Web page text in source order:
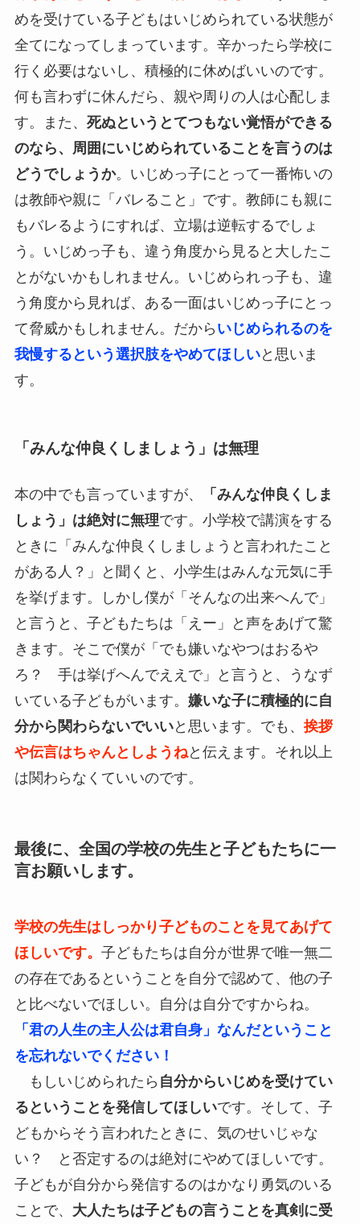
めを受けている子どもはいじめられている状態が
全てになってしまっています。辛かったら学校に
行く必要はないし、積極的に休めばいいのです。
何も言わずに休んだら、親や周りの人は心配しま
す。また、 死ぬというとてつもない覚悟ができる
のなら、周囲にいじめられていることを言うのは
どうでしょうか。いじめっ子にとって一番怖いの
は教師や親に「バレること」です。教師にも親に
もバレるようにすれば、立場は逆転するでしょ
う。いじめっ子も、違う角度から見ると大したこ
とがないかもしれません。いじめられっ子も、違
う角度から見れば、ある一面はいじめっ子にとっ
て脅威かもしれません。だから いじめられるのを
我慢するという選択肢をやめてほしいと思いま
す。
「みんな仲良くしましょう」は無理
本の中でも言っていますが、
「みんな仲良くしま
しょう」は絶対に無理です。小学校で講演をする
ときに「みんな仲良くしましょうと言われたこと
がある人？」と聞くと、小学生はみんな元気に手
を挙げます。しかし僕が「そんなの出来へんで」
と言うと、子どもたちは「えー」と声をあげて驚
きます。そこで僕が「でも嫌いなやつはおるや
ろ？ 手は挙げへんでええで」と言うと、うなず
いている子どもがいます。 嫌いな子に積極的に自
分から関わらないでいいと思います。でも、 挨拶
や伝言はちゃんとしようねと伝えます。それ以上
は関わらなくていいのです。
最後に、全国の学校の先生と子どもたちに一
言お願いします。
学校の先生はしっかり子どものことを見てあげて
ほしいです。 子どもたちは自分が世界で唯一無二
の存在であるということを自分で認めて、他の子
と比べないでほしい。自分は自分ですからね。
「君の人生の主人公は君自身」なんだということ
を忘れないでください！
もしいじめられたら 自分からいじめを受けてい
るということを発信してほしいです。そして、子
どもからそう言われたときに、気のせいじゃな
い？ と否定するのは絶対にやめてほしいです。
子どもが自分から発信するのはかなり勇気のいる
ことで、 大人たちは子どもの言うことを真剣に受